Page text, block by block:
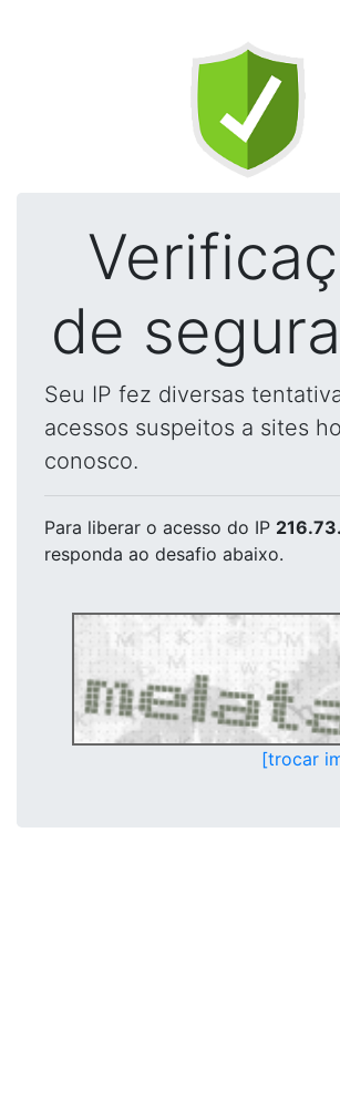
de
Seu IP fez diversas
acessos suspeitos a sites
conosco.
Para liberar o acesso do IP
responda ao desafio abaixo.
[trocar